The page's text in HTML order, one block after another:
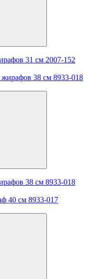
31 см 2007-152
38 см 8933-018